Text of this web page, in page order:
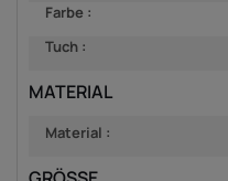
Farbe :
Tuch :
MATERIAL
Material :